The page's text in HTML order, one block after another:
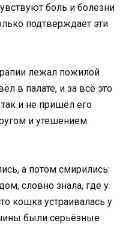
боль и болезни
подтверждает эти
лежал пожилой
в палате, и за всё это
и не пришёл его
и утешением
а потом смирились:
словно знала, где у
кошка устраивалась у
были серьёзные